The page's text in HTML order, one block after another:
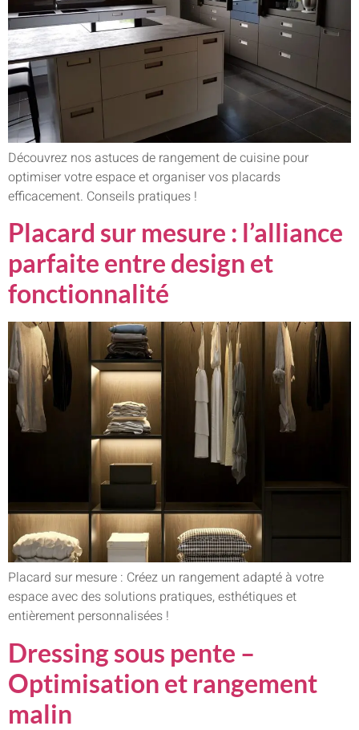
Découvrez nos astuces de rangement de cuisine pour
optimiser votre espace et organiser vos placards
efficacement. Conseils pratiques !
Placard sur mesure : l’alliance
parfaite entre design et
fonctionnalité
Placard sur mesure : Créez un rangement adapté à votre
espace avec des solutions pratiques, esthétiques et
entièrement personnalisées !
Dressing sous pente –
Optimisation et rangement
malin